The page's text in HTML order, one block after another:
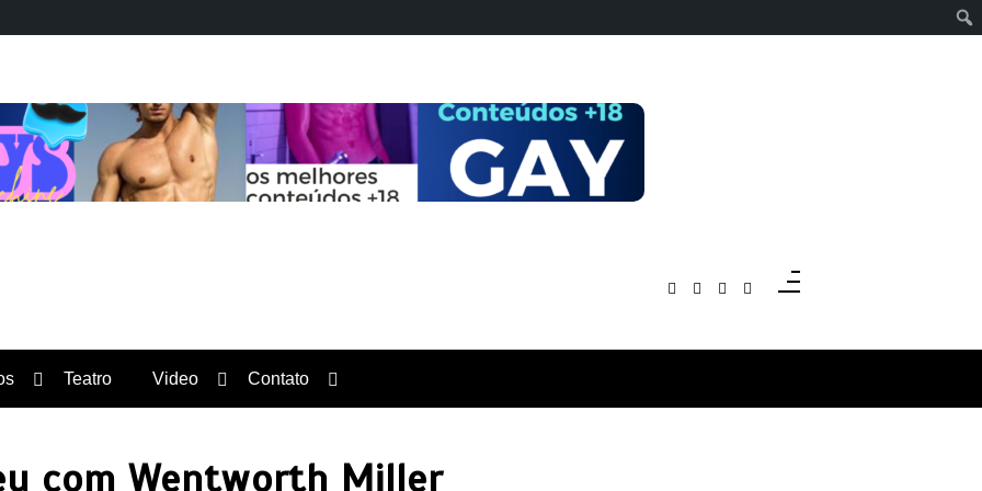
Teatro Video Contato
com Wentworth Miller